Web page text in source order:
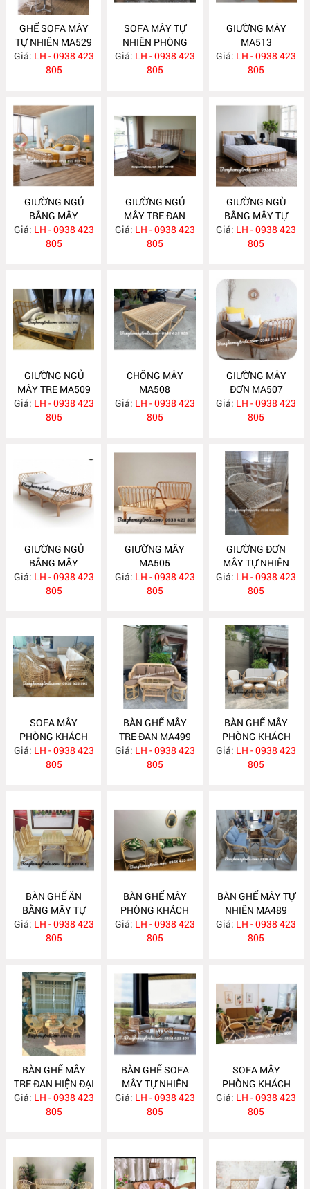
GHẾ SOFA MÂY
TỰ NHIÊN MA529
Giá: LH - 0938 423
805
SOFA MÂY TỰ
NHIÊN PHÒNG
KHÁCH KIỂU HIỆN
ĐẠI MA523
Giá: LH - 0938 423
805
GIƯỜNG MÂY
MA513
Giá: LH - 0938 423
805
GIƯỜNG NGỦ
BẰNG MÂY
MA512
Giá: LH - 0938 423
805
GIƯỜNG NGỦ
MÂY TRE ĐAN
MA511
Giá: LH - 0938 423
805
GIƯỜNG NGÙ
BẰNG MÂY TỰ
NHIÊN MA510
Giá: LH - 0938 423
805
GIƯỜNG NGỦ
MÂY TRE MA509
Giá: LH - 0938 423
805
CHÕNG MÂY
MA508
Giá: LH - 0938 423
805
GIƯỜNG MÂY
ĐƠN MA507
Giá: LH - 0938 423
805
GIƯỜNG NGỦ
BẰNG MÂY
MA506
Giá: LH - 0938 423
805
GIƯỜNG MÂY
MA505
Giá: LH - 0938 423
805
GIƯỜNG ĐƠN
MÂY TỰ NHIÊN
MA504
Giá: LH - 0938 423
805
SOFA MÂY
PHÒNG KHÁCH
KIỂU HIỆN ĐẠI
MA502
Giá: LH - 0938 423
805
BÀN GHẾ MÂY
TRE ĐAN MA499
Giá: LH - 0938 423
805
BÀN GHẾ MÂY
PHÒNG KHÁCH
KIỂU HIỆN ĐẠI
MA493
Giá: LH - 0938 423
805
BÀN GHẾ ĂN
BẰNG MÂY TỰ
NHIÊN MA492
Giá: LH - 0938 423
805
BÀN GHẾ MÂY
PHÒNG KHÁCH
MA490
Giá: LH - 0938 423
805
BÀN GHẾ MÂY TỰ
NHIÊN MA489
Giá: LH - 0938 423
805
BÀN GHẾ MÂY
TRE ĐAN HIỆN ĐẠI
MA488
Giá: LH - 0938 423
805
BÀN GHẾ SOFA
MÂY TỰ NHIÊN
MA487
Giá: LH - 0938 423
805
SOFA MÂY
PHÒNG KHÁCH
MA486
Giá: LH - 0938 423
805